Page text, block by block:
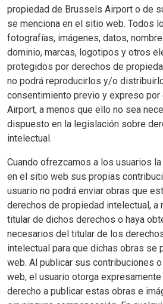
propiedad de Brussels Airport o de
se menciona en el sitio web. Todos
fotografías, imágenes, datos,
dominio, marcas, logotipos y otros
protegidos por derechos de
no podrá reproducirlos y/o
consentimiento previo y expreso
Airport, a menos que ello no sea
dispuesto en la legislación sobre
intelectual.
Cuando ofrezcamos a los usuarios
en el sitio web sus propias
usuario no podrá enviar obras que
derechos de propiedad intelectual, a
titular de dichos derechos o haya
necesarios del titular de los
intelectual para que dichas obras se
web. Al publicar sus contribuciones
web, el usuario otorga
derecho a publicar estas obras e